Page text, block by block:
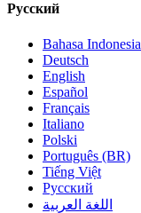
Русский
Bahasa Indonesia
Deutsch
English
Español
Français
Italiano
Polski
Português (BR)
Tiếng Việt
Русский
اللغة العربية